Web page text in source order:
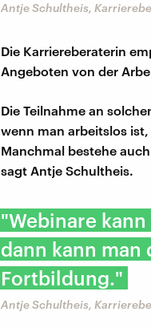
Antje Schultheis,
Die Karriereberaterin
Angeboten von der
Die Teilnahme an
wenn man arbeitslos
Manchmal bestehe
sagt Antje Schultheis.
"Webinare
dann kann man
Fortbildung."
Antje Schultheis,